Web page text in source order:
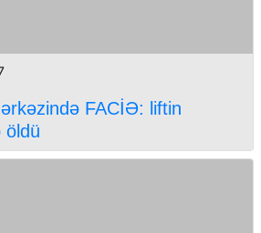
FACİƏ: liftin
öldü